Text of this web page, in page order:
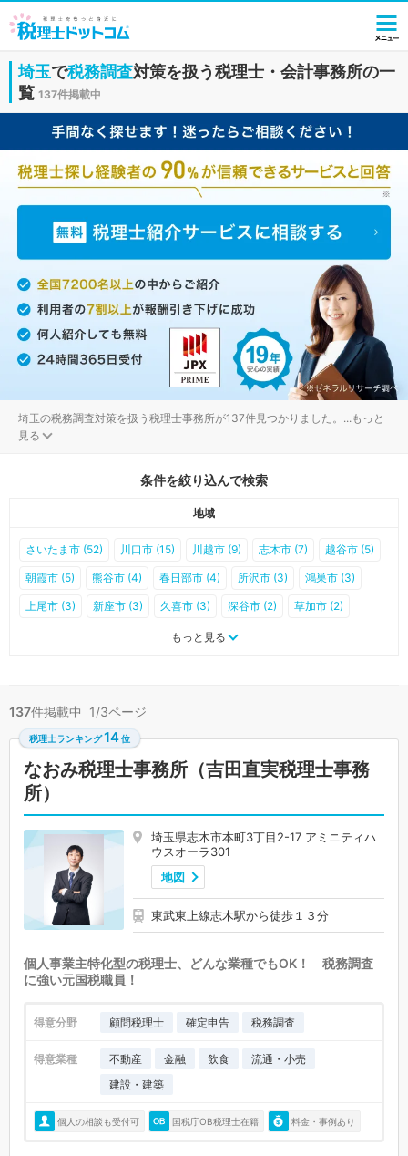
埼玉で税務調査対策を扱う税理士・会計事務所の一
覧 137件掲載中
埼玉の税務調査対策を扱う税理士事務所が137件見つかりました。 ...もっと
見る
条件を絞り込んで検索
地域
さいたま市 (52) 川口市 (15) 川越市 (9) 志木市 (7) 越谷市 (5)
朝霞市 (5) 熊谷市 (4) 春日部市 (4) 所沢市 (3) 鴻巣市 (3)
上尾市 (3) 新座市 (3) 久喜市 (3) 深谷市 (2) 草加市 (2)
北本市 (2) 秩父市 (1)
飯能市 (0) 羽生市 (0)
三郷市 (0) 坂戸市 (0)
ふじみ野市 (0) 白岡市 (0) 三芳町 (0) 毛呂山町 (0) 越生町 (0)
嵐山町 (0)
ときがわ町 (0) 横瀬町 (0) 皆野町 (0) 長瀞町 (0) 小鹿野町 (0)
東秩父村 (0) 神川町 (0)
宮代町 (0) 松伏町 (0)
もっと見る
137件掲載中 1/3ページ
税理士ランキング14位
なおみ税理士事務所（吉田直実税理士事務
所）
埼玉県志木市本町3丁目2-17 アミニティハ
ウスオーラ301
地図
東武東上線志木駅から徒歩１３分
個人事業主特化型の税理士、どんな業種でもOK！ 税務調査
に強い元国税職員！
得意分野 顧問税理士 確定申告 税務調査
得意業種 不動産 金融 飲食
流通・小売
建設・建築
個人の相談も受付可 国税庁OB税理士在籍 料金・事例あり